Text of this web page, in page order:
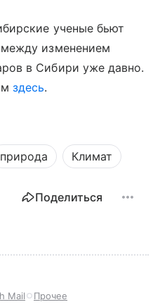
ученые бьют
между изменением
в Сибири уже давно.
здесь.
природа Климат
Поделиться
Mail Прочее